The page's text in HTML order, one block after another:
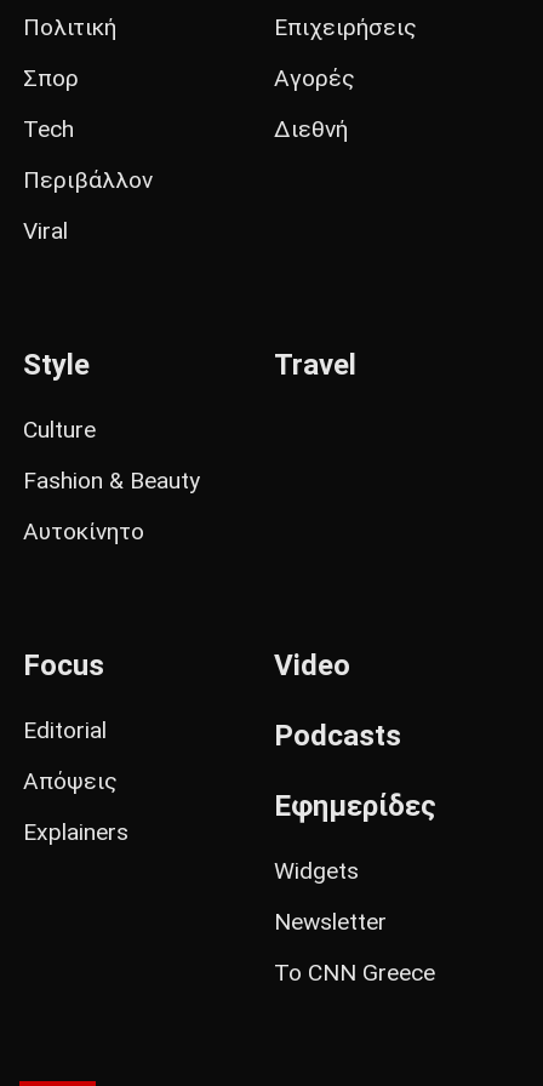
Πολιτική
Σπορ
Tech
Περιβάλλον
Viral
Επιχειρήσεις
Αγορές
Διεθνή
Style
Culture
Fashion & Beauty
Αυτοκίνητο
Travel
Focus
Editorial
Απόψεις
Explainers
Video
Podcasts
Εφημερίδες
Widgets
Newsletter
Το CNN Greece